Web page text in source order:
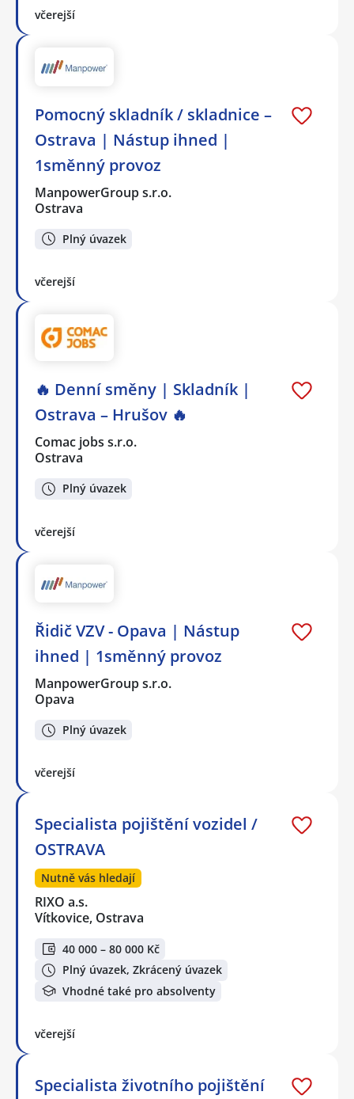
včerejší
Pomocný skladník / skladnice –
Ostrava | Nástup ihned |
1směnný provoz
ManpowerGroup s.r.o.
Ostrava
Plný úvazek
včerejší
🔥 Denní směny | Skladník |
Ostrava – Hrušov 🔥
Comac jobs s.r.o.
Ostrava
Plný úvazek
včerejší
Řidič VZV - Opava | Nástup
ihned | 1směnný provoz
ManpowerGroup s.r.o.
Opava
Plný úvazek
včerejší
Specialista pojištění vozidel /
OSTRAVA
Nutně vás hledají
RIXO a.s.
Vítkovice, Ostrava
40 000 – 80 000 Kč
Plný úvazek, Zkrácený úvazek
Vhodné také pro absolventy
včerejší
Specialista životního pojištění